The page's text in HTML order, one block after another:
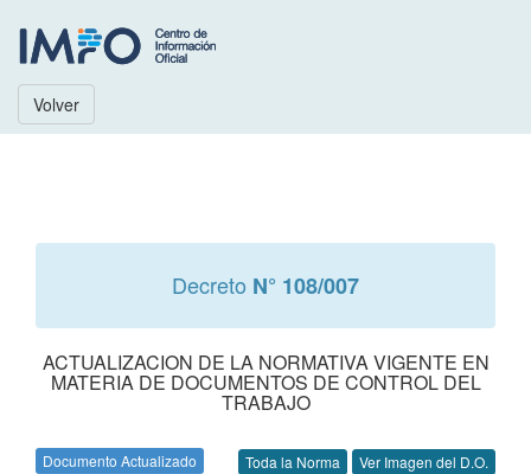
Volver
Decreto N° 108/007
ACTUALIZACION DE LA NORMATIVA VIGENTE EN
MATERIA DE DOCUMENTOS DE CONTROL DEL
TRABAJO
Documento Actualizado Toda la Norma Ver Imagen del D.O.